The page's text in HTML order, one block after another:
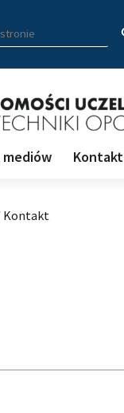
aby wyszukać
mediów Kontakt
Kontakt